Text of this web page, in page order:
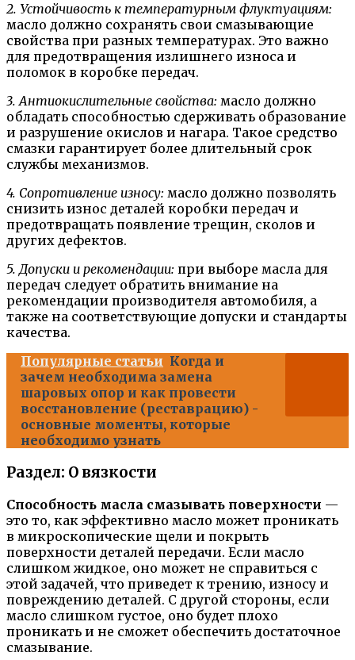
2. Устойчивость к температурным флуктуациям:
масло должно сохранять свои смазывающие
свойства при разных температурах. Это важно
для предотвращения излишнего износа и
поломок в коробке передач.
3. Антиокислительные свойства: масло должно
обладать способностью сдерживать образование
и разрушение окислов и нагара. Такое средство
смазки гарантирует более длительный срок
службы механизмов.
4. Сопротивление износу: масло должно позволять
снизить износ деталей коробки передач и
предотвращать появление трещин, сколов и
других дефектов.
5. Допуски и рекомендации: при выборе масла для
передач следует обратить внимание на
рекомендации производителя автомобиля, а
также на соответствующие допуски и стандарты
качества.
Популярные статьи Когда и
зачем необходима замена
шаровых опор и как провести
восстановление (реставрацию) -
основные моменты, которые
необходимо узнать
Раздел: О вязкости
Способность масла смазывать поверхности —
это то, как эффективно масло может проникать
в микроскопические щели и покрыть
поверхности деталей передачи. Если масло
слишком жидкое, оно может не справиться с
этой задачей, что приведет к трению, износу и
повреждению деталей. С другой стороны, если
масло слишком густое, оно будет плохо
проникать и не сможет обеспечить достаточное
смазывание.